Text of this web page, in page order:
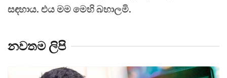
සඳහාය. එය මම මෙහි බහාලමි.
නවතම ලිපි